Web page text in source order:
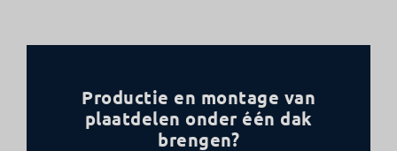
Productie en montage van
plaatdelen onder één dak
brengen?